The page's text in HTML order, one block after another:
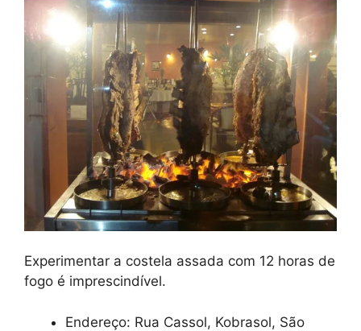
Experimentar a costela assada com 12 horas de
fogo é imprescindível.
Endereço: Rua Cassol, Kobrasol, São